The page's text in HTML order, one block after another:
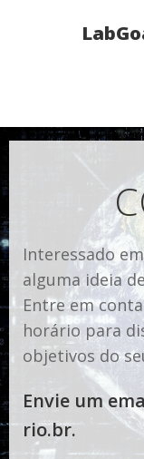
Interessado
alguma ideia
Entre em
horário para
objetivos do
Envie um
rio.br. ​